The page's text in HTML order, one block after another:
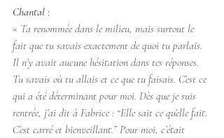
Chantal :
« Ta renommée dans le milieu, mais surtout le
fait que tu savais exactement de quoi tu parlais.
Il n’y avait aucune hésitation dans tes réponses.
Tu savais où tu allais et ce que tu faisais. C’est ce
qui a été déterminant pour moi. Dès que je suis
rentrée, j’ai dit à Fabrice : “Elle sait ce qu’elle fait.
C’est carré et bienveillant.” Pour moi, c’était